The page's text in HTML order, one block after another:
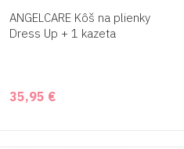
ANGELCARE Kôš na plienky
Dress Up + 1 kazeta
35,95 €